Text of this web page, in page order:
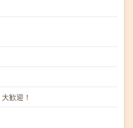
歓迎！